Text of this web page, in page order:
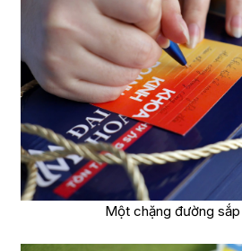
Một chặng đường